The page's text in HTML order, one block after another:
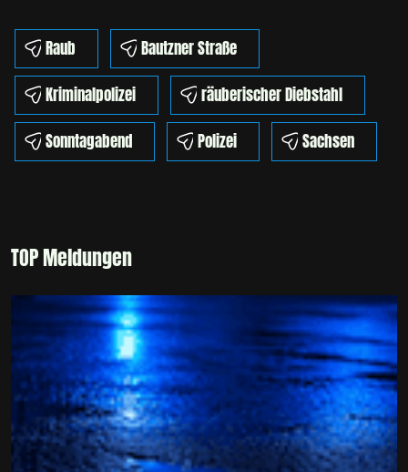
Raub
Bautzner Straße
Kriminalpolizei
räuberischer Diebstahl
Sonntagabend
Polizei Sachsen
TOP Meldungen